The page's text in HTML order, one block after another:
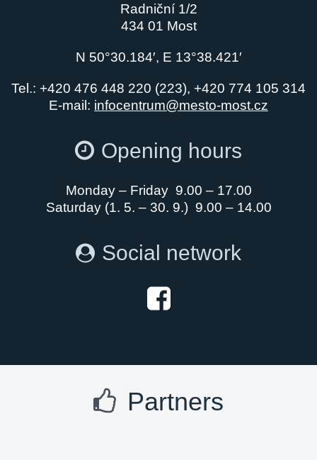
Radniční 1/2
434 01 Most
N 50°30.184′, E 13°38.421′
Tel.: +420 476 448 220 (223), +420 774 105 314
E-mail: infocentrum@mesto-most.cz
Opening hours
Monday – Friday 9.00 – 17.00
Saturday (1. 5. – 30. 9.) 9.00 – 14.00
Social network
Partners